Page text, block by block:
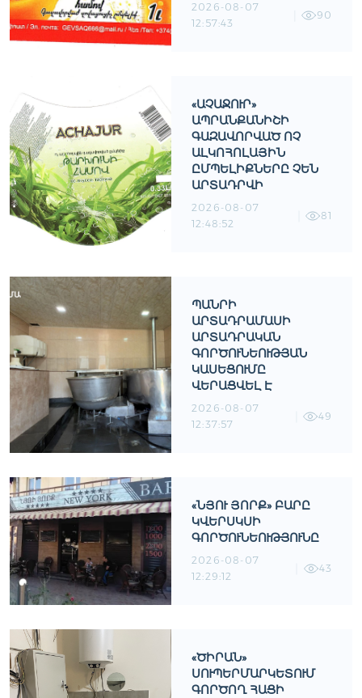
2026-08-07
12:57:43
90
«ԱՉԱՋՈՒՐ»
ԱՊՐԱՆՔԱՆԻՇԻ
ԳԱԶԱՎՈՐՎԱԾ ՈՉ
ԱԼԿՈՀՈԼԱՅԻՆ
ԸՄՊԵԼԻՔՆԵՐԸ ՉԵՆ
ԱՐՏԱԴՐՎԻ
2026-08-07
12:48:52
81
ՊԱՆՐԻ
ԱՐՏԱԴՐԱՄԱՍԻ
ԱՐՏԱԴՐԱԿԱՆ
ԳՈՐԾՈՒՆԵՈՒԹՅԱՆ
ԿԱՍԵՑՈՒՄԸ
ՎԵՐԱՑՎԵԼ Է
2026-08-07
12:37:57
49
«ՆՅՈՒ ՅՈՐՔ» ԲԱՐԸ
ԿՎԵՐՍԿՍԻ
ԳՈՐԾՈՒՆԵՈՒԹՅՈՒՆԸ
2026-08-07
12:29:12
43
«ԾԻՐԱՆ»
ՍՈՒՊԵՐՄԱՐԿԵՏՈՒՄ
ԳՈՐԾՈՂ ՀԱՑԻ